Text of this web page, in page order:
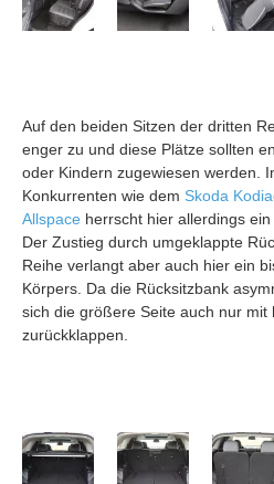
Auf den beiden Sitzen der dritten
enger zu und diese Plätze sollten
oder Kindern zugewiesen werden.
Konkurrenten wie dem Skoda
Allspace herrscht hier allerdings
Der Zustieg durch umgeklappte
Reihe verlangt aber auch hier ein
Körpers. Da die Rücksitzbank
sich die größere Seite auch nur mit
zurückklappen.